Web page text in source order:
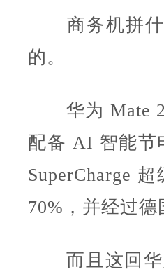
商务机拼什
的。
华为 Mate 20
配备 AI 智能节
SuperCharge
70%，并经过
而且这回华